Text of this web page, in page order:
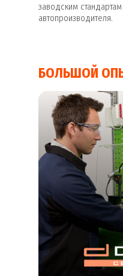
заводским
автопроизводителя.
БОЛЬШОЙ